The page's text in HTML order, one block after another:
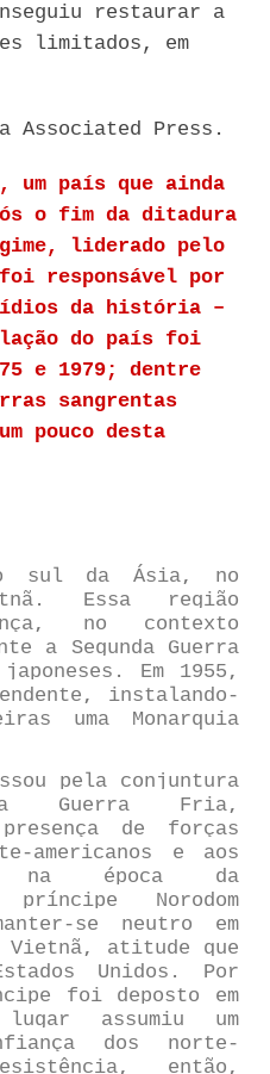
restaurar a
limitados, em
Associated Press.
um país que ainda
o fim da ditadura
liderado pelo
responsável por
da história –
do país foi
e 1979; dentre
sangrentas
pouco desta
sul da Ásia, no
Essa região
no contexto
a Segunda Guerra
Em 1955,
instalando-
uma Monarquia
pela conjuntura
Guerra Fria,
de forças
americanos e aos
na época da
Norodom
se neutro em
Vietnã, atitude que
Unidos. Por
foi deposto em
assumiu um
dos norte-
então,